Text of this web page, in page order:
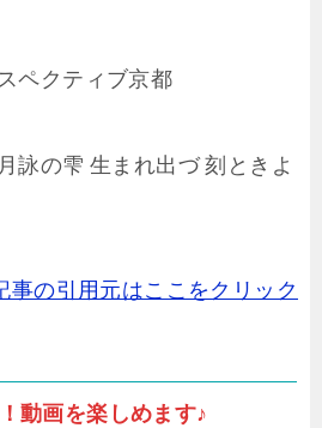
ペクティブ京都
詠の雫 生まれ出づ 刻ときよ
事の引用元はここをクリック
動画を楽しめます♪